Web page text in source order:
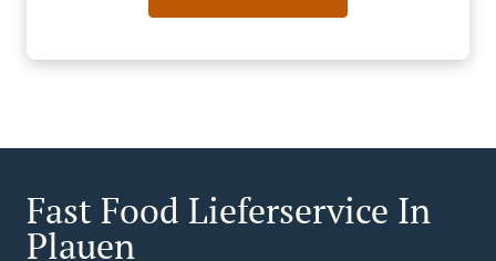
Fast Food Lieferservice In
Plauen